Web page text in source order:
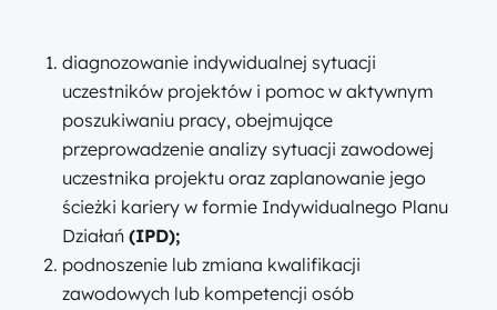
diagnozowanie indywidualnej sytuacji
uczestników projektów i pomoc w aktywnym
poszukiwaniu pracy, obejmujące
przeprowadzenie analizy sytuacji zawodowej
uczestnika projektu oraz zaplanowanie jego
ścieżki kariery w formie Indywidualnego Planu
Działań (IPD);
podnoszenie lub zmiana kwalifikacji
zawodowych lub kompetencji osób